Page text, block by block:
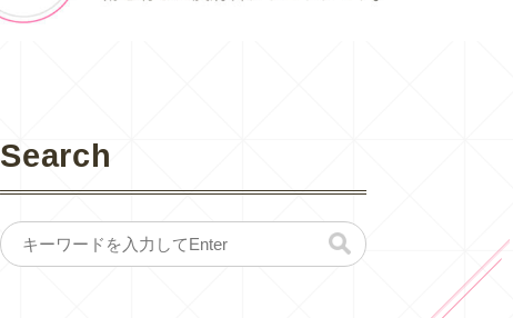
Search